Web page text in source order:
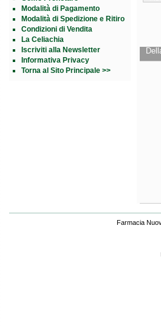
Modalità di Pagamento
Modalità di Spedizione e Ritiro
Condizioni di Vendita
La Celiachia
Iscriviti alla Newsletter
Informativa Privacy
Torna al Sito Principale >>
Farmacia